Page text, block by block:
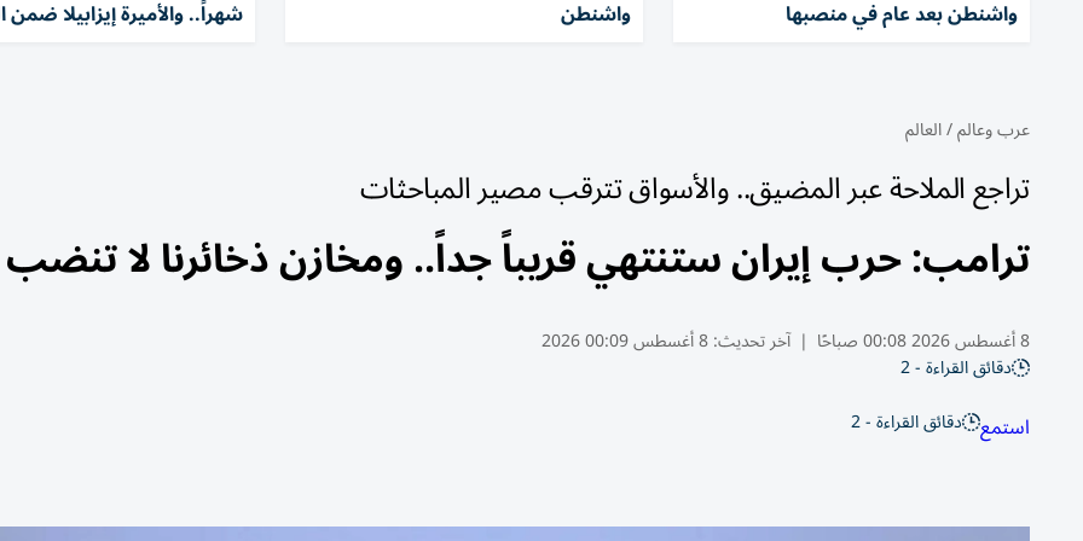
واشنطن بعد عام في منصبها واشنطن شهراً.. والأميرة إيزابيلا ضمن
عرب وعالم/العالم
تراجع الملاحة عبر المضيق.. والأسواق تترقب مصير المباحثات
ترامب: حرب إيران ستنتهي قريباً جداً.. ومخازن ذخائرنا لا تنضب
8 أغسطس 2026 00:08 صباحًا | آخر تحديث:8 أغسطس 00:09 2026
دقائق القراءة - 2
استمع دقائق القراءة - 2